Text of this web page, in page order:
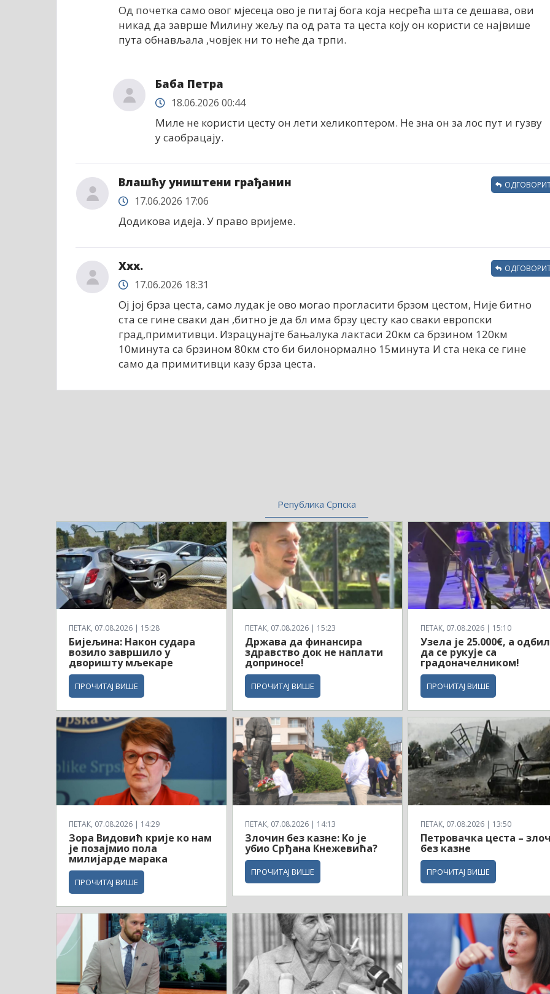
Од почетка само овог мјесеца ово је питај бога која несрећа шта се дешава, ови
никад да заврше Милину жељу па од рата та цеста коју он користи се највише
пута обнављала ,човјек ни то неће да трпи.
Баба Петра
18.06.2026 00:44
Миле не користи цесту он лети хеликоптером. Не зна он за лос пут и гузву
у саобрацају.
Влашћу уништени грађанин
17.06.2026 17:06
Додикова идеја. У право вријеме.
Xxx.
17.06.2026 18:31
Ој јој брза цеста, само лудак је ово могао прогласити брзом цестом, Није битно
ста се гине сваки дан ,битно је да бл има брзу цесту као сваки европски
град,примитивци. Израцунајте бањалука лактаси 20км са брзином 120км
10минута са брзином 80км сто би билонормално 15минута И ста нека се гине
само да примитивци казу брза цеста.
Република Српска
ПЕТАК, 07.08.2026 | 15:28
Бијељина: Након судара
возило завршило у
дворишту мљекаре
ПРОЧИТАЈ ВИШЕ
ПЕТАК, 07.08.2026 | 15:23
Држава да финансира
здравство док не наплати
доприносе!
ПРОЧИТАЈ ВИШЕ
ПЕТАК, 07.08.2026 | 15:10
Узела је 25.000€, а
да се рукује са
градоначелником!
ПРОЧИТАЈ ВИШЕ
ПЕТАК, 07.08.2026 | 14:29
Зора Видовић крије ко нам
је позајмио пола
милијарде марака
ПРОЧИТАЈ ВИШЕ
ПЕТАК, 07.08.2026 | 14:13
Злочин без казне: Ко је
убио Срђана Кнежевића?
ПРОЧИТАЈ ВИШЕ
ПЕТАК, 07.08.2026 | 13:50
Петровачка цеста –
без казне
ПРОЧИТАЈ ВИШЕ